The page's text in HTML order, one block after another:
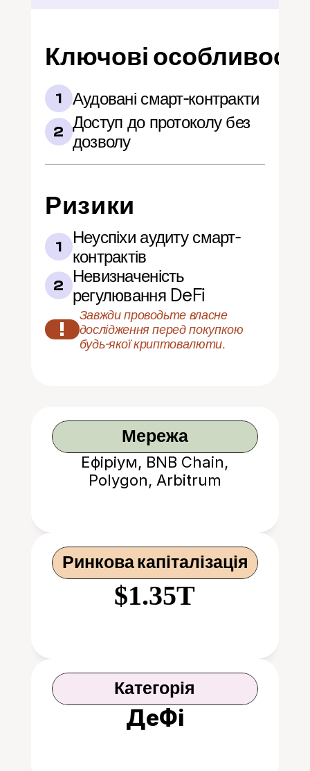
Ключові особливості
1 Аудовані смарт-контракти
2 Доступ до протоколу без
дозволу
Ризики
1
Неуспіхи аудиту смарт-
контрактів
2
Невизначеність
регулювання DeFi
!
Завжди проводьте власне
дослідження перед покупкою
будь-якої криптовалюти.
Мережа
Ефіріум, BNB Chain,
Polygon, Arbitrum
Ринкова капіталізація
$1.35T
Категорія
ДеФі